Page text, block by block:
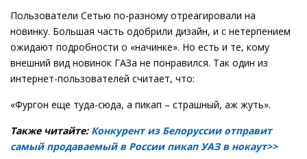
Пользователи Сетью по-разному отреагировали на
новинку. Большая часть одобрили дизайн, и с нетерпением
ожидают подробности о «начинке». Но есть и те, кому
внешний вид новинок ГАЗа не понравился. Так один из
интернет-пользователей считает, что:
«Фургон еще туда-сюда, а пикап – страшный, аж жуть».
Также читайте: Конкурент из Белоруссии отправит
самый продаваемый в России пикап УАЗ в нокаут>>